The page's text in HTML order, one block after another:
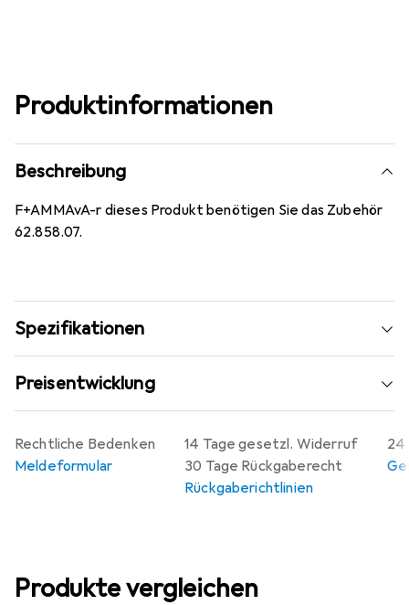
Produktinformationen
Beschreibung
F+AMMAvA-r dieses Produkt benötigen Sie das Zubehör
62.858.07.
Spezifikationen
Preisentwicklung
14 Tage gesetzl. Widerruf
30 Tage Rückgaberecht
Rückgaberichtlinien
24
Rechtliche Bedenken
Meldeformular
Produkte vergleichen